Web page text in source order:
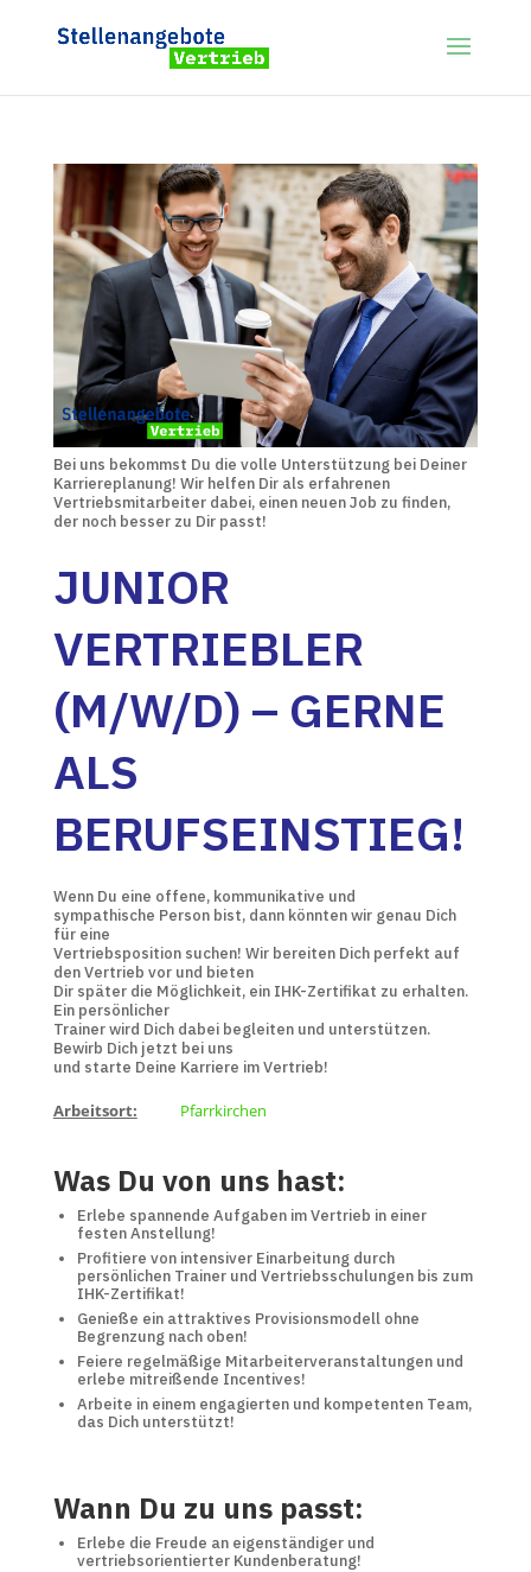
Bei uns bekommst Du die volle Unterstützung bei Deiner
Karriereplanung! Wir helfen Dir als erfahrenen
Vertriebsmitarbeiter dabei, einen neuen Job zu finden,
der noch besser zu Dir passt!
JUNIOR
VERTRIEBLER
(M/W/D) – GERNE
ALS
BERUFSEINSTIEG!
Wenn Du eine offene, kommunikative und
sympathische Person bist, dann könnten wir genau Dich
für eine
Vertriebsposition suchen! Wir bereiten Dich perfekt auf
den Vertrieb vor und bieten
Dir später die Möglichkeit, ein IHK-Zertifikat zu erhalten.
Ein persönlicher
Trainer wird Dich dabei begleiten und unterstützen.
Bewirb Dich jetzt bei uns
und starte Deine Karriere im Vertrieb!
Arbeitsort: Pfarrkirchen
Was Du von uns hast:
Erlebe spannende Aufgaben im Vertrieb in einer
festen Anstellung!
Profitiere von intensiver Einarbeitung durch
persönlichen Trainer und Vertriebsschulungen bis zum
IHK-Zertifikat!
Genieße ein attraktives Provisionsmodell ohne
Begrenzung nach oben!
Feiere regelmäßige Mitarbeiterveranstaltungen und
erlebe mitreißende Incentives!
Arbeite in einem engagierten und kompetenten Team,
das Dich unterstützt!
Wann Du zu uns passt:
Erlebe die Freude an eigenständiger und
vertriebsorientierter Kundenberatung!